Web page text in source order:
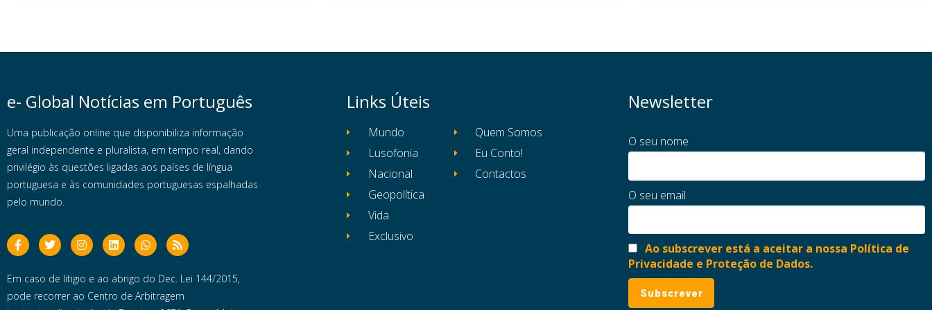
e- Global Notícias em Português
Uma publicação online que disponibiliza informação
geral independente e pluralista, em tempo real, dando
privilégio às questões ligadas aos países de língua
portuguesa e às comunidades portuguesas espalhadas
pelo mundo.
Em caso de litigio e ao abrigo do Dec. Lei 144/2015,
pode recorrer ao Centro de Arbitragem
Links Úteis
Mundo
Lusofonia
Nacional
Geopolítica
Vida
Exclusivo
Quem Somos
Eu Conto!
Contactos
Newsletter
O seu nome
O seu email
Ao subscrever está a aceitar a nossa Política de
Privacidade e Proteção de Dados.